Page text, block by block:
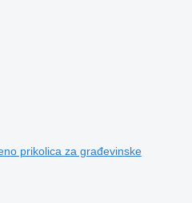
prikolica za građevinske